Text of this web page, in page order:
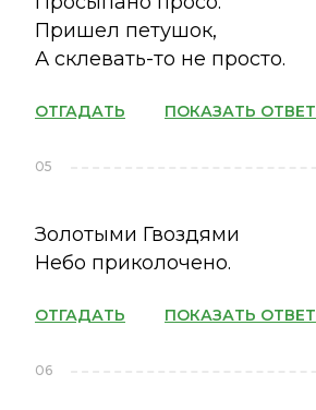
Пришел петушок,
А склевать-то не просто.
ОТГАДАТЬ ПОКАЗАТЬ ОТВЕТ
05
Золотыми Гвоздями
Небо приколочено.
ОТГАДАТЬ ПОКАЗАТЬ ОТВЕТ
06